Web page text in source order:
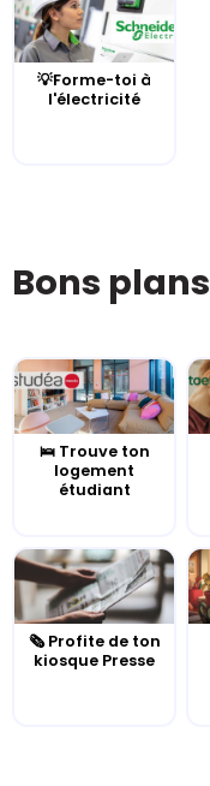
💡Forme-toi à
l'électricité
Bons plans
🛌 Trouve ton
logement
étudiant
🗞️ Profite de ton
kiosque Presse